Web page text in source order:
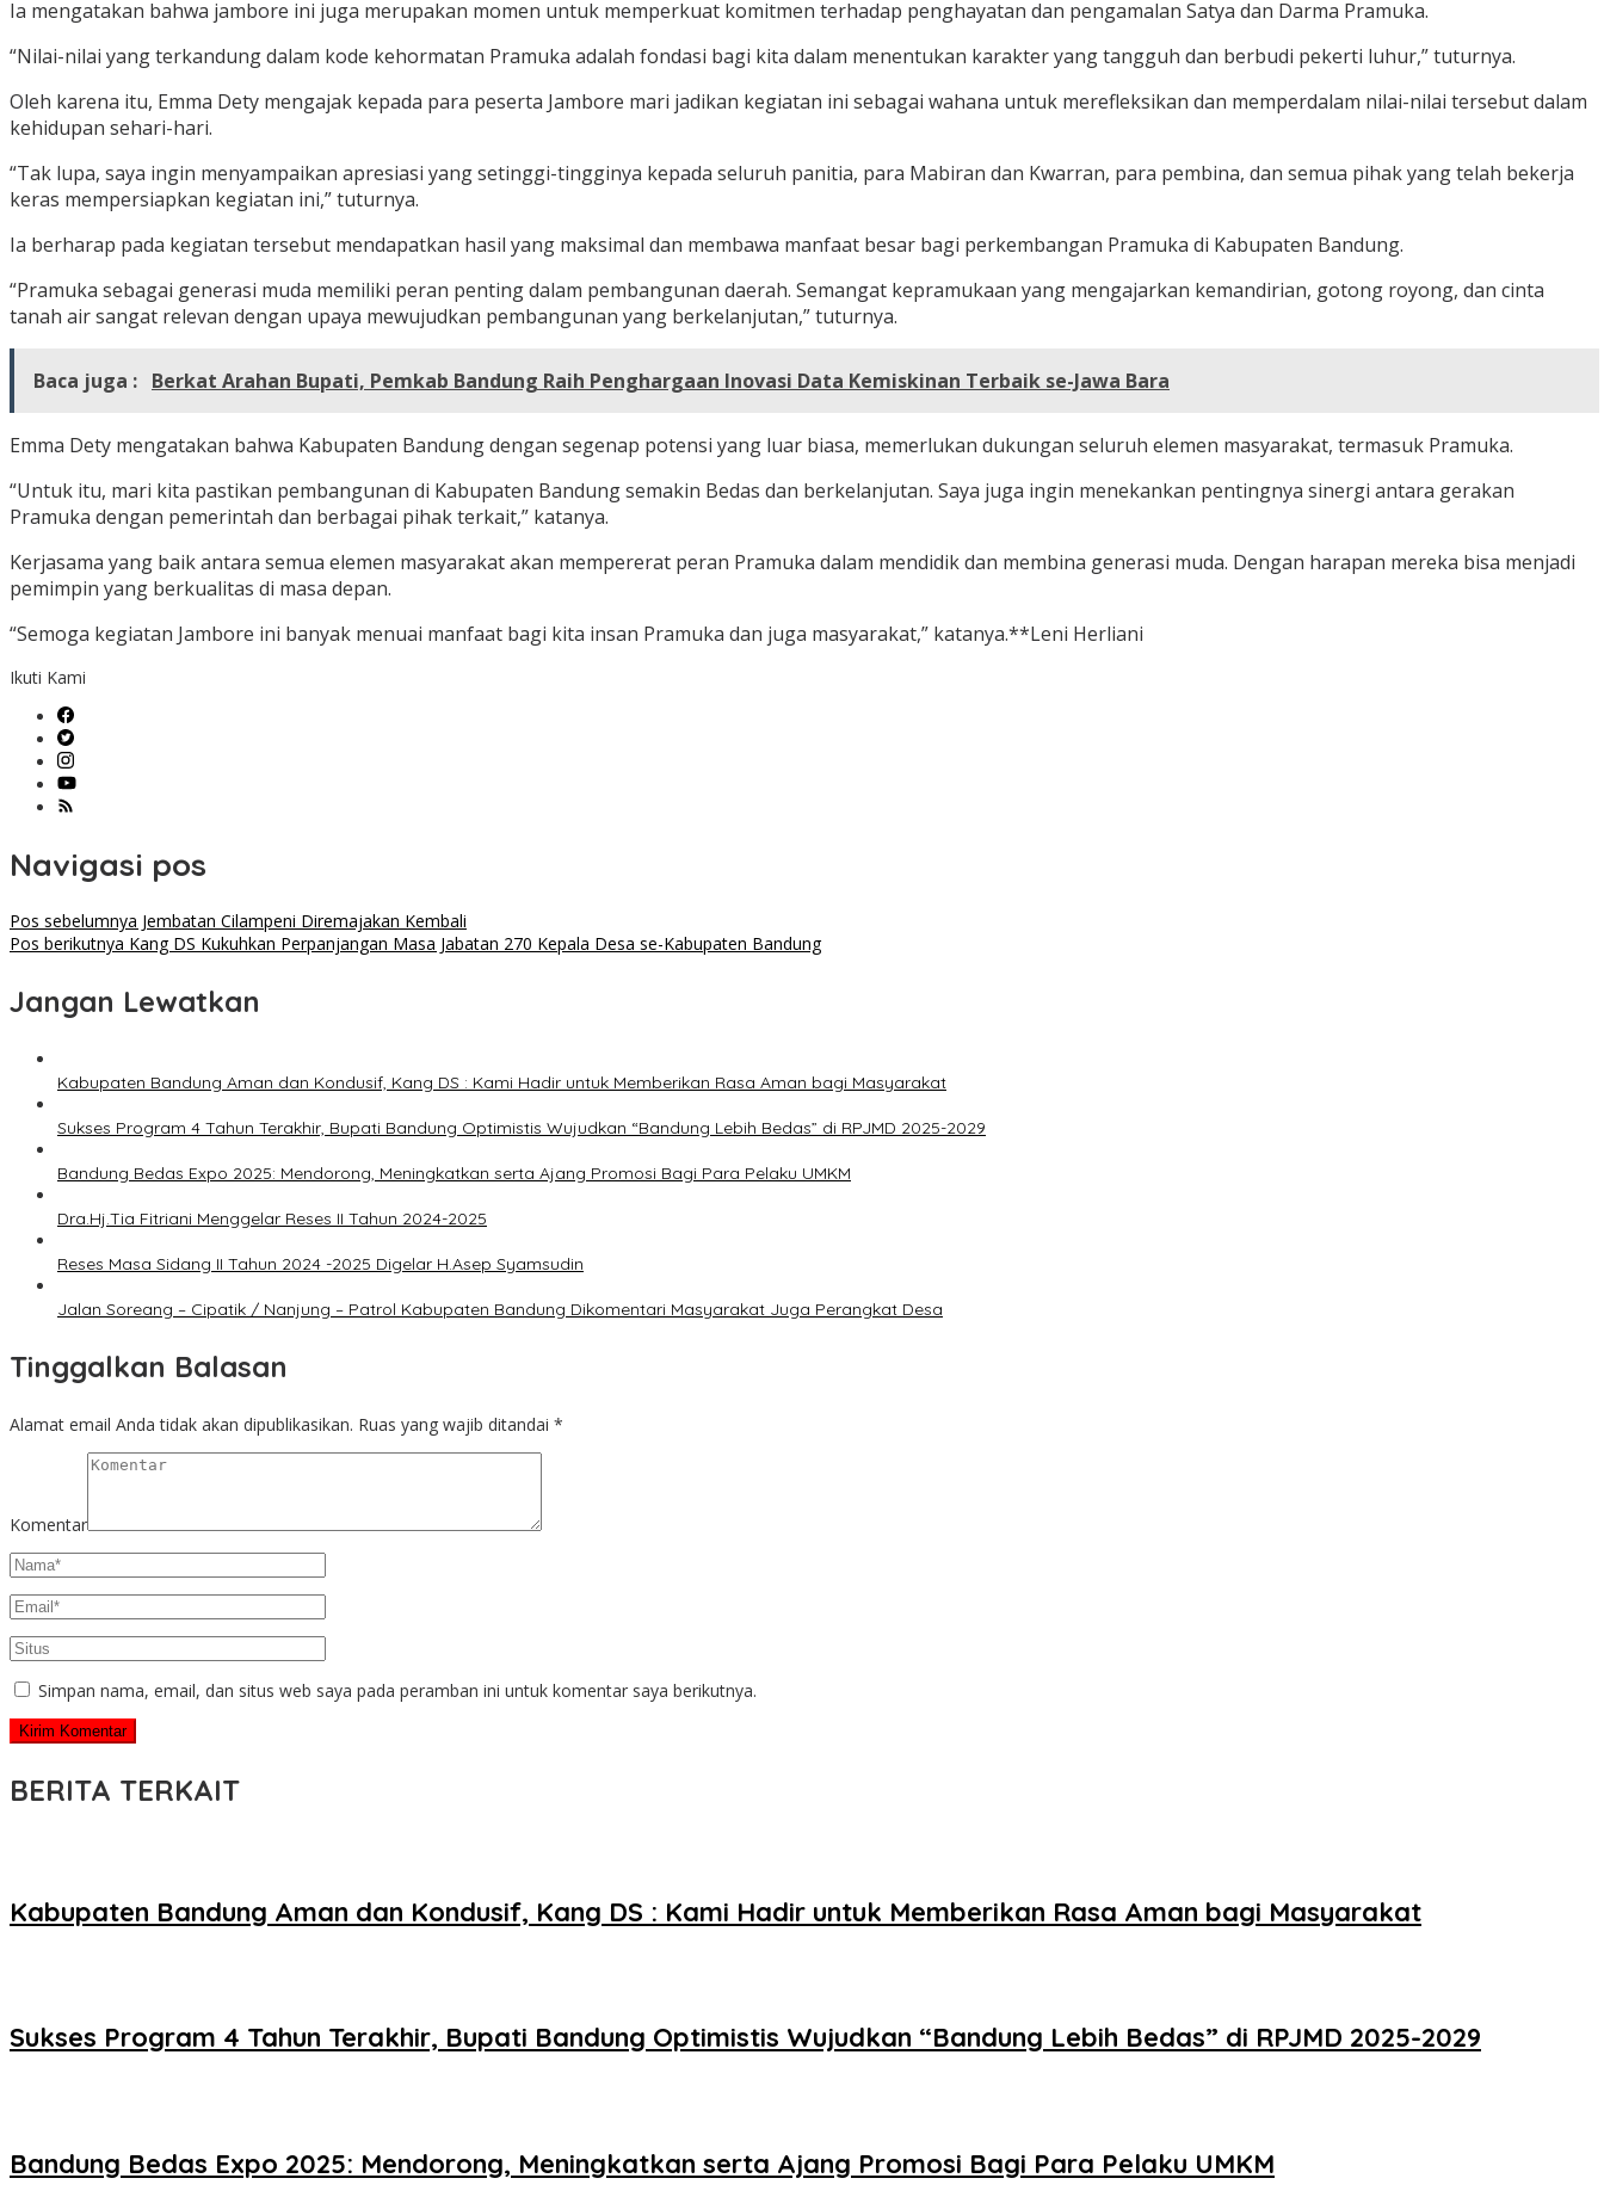
Ia mengatakan bahwa jambore ini juga merupakan momen untuk memperkuat komitmen terhadap penghayatan dan pengamalan Satya dan Darma Pramuka.
“Nilai-nilai yang terkandung dalam kode kehormatan Pramuka adalah fondasi bagi kita dalam menentukan karakter yang tangguh dan berbudi pekerti luhur,” tuturnya.
Oleh karena itu, Emma Dety mengajak kepada para peserta Jambore mari jadikan kegiatan ini sebagai wahana untuk merefleksikan dan memperdalam nilai-nilai tersebut dalam
kehidupan sehari-hari.
“Tak lupa, saya ingin menyampaikan apresiasi yang setinggi-tingginya kepada seluruh panitia, para Mabiran dan Kwarran, para pembina, dan semua pihak yang telah bekerja
keras mempersiapkan kegiatan ini,” tuturnya.
Ia berharap pada kegiatan tersebut mendapatkan hasil yang maksimal dan membawa manfaat besar bagi perkembangan Pramuka di Kabupaten Bandung.
“Pramuka sebagai generasi muda memiliki peran penting dalam pembangunan daerah. Semangat kepramukaan yang mengajarkan kemandirian, gotong royong, dan cinta
tanah air sangat relevan dengan upaya mewujudkan pembangunan yang berkelanjutan,” tuturnya.
Baca juga : Berkat Arahan Bupati, Pemkab Bandung Raih Penghargaan Inovasi Data Kemiskinan Terbaik se-Jawa Bara
Emma Dety mengatakan bahwa Kabupaten Bandung dengan segenap potensi yang luar biasa, memerlukan dukungan seluruh elemen masyarakat, termasuk Pramuka.
“Untuk itu, mari kita pastikan pembangunan di Kabupaten Bandung semakin Bedas dan berkelanjutan. Saya juga ingin menekankan pentingnya sinergi antara gerakan
Pramuka dengan pemerintah dan berbagai pihak terkait,” katanya.
Kerjasama yang baik antara semua elemen masyarakat akan mempererat peran Pramuka dalam mendidik dan membina generasi muda. Dengan harapan mereka bisa menjadi
pemimpin yang berkualitas di masa depan.
“Semoga kegiatan Jambore ini banyak menuai manfaat bagi kita insan Pramuka dan juga masyarakat,” katanya.**Leni Herliani
Ikuti Kami
Navigasi pos
Pos sebelumnya Jembatan Cilampeni Diremajakan Kembali
Pos berikutnya Kang DS Kukuhkan Perpanjangan Masa Jabatan 270 Kepala Desa se-Kabupaten Bandung
Jangan Lewatkan
Kabupaten Bandung Aman dan Kondusif, Kang DS : Kami Hadir untuk Memberikan Rasa Aman bagi Masyarakat
Sukses Program 4 Tahun Terakhir, Bupati Bandung Optimistis Wujudkan “Bandung Lebih Bedas” di RPJMD 2025-2029
Bandung Bedas Expo 2025: Mendorong, Meningkatkan serta Ajang Promosi Bagi Para Pelaku UMKM
Dra.Hj.Tia Fitriani Menggelar Reses II Tahun 2024-2025
Reses Masa Sidang II Tahun 2024 -2025 Digelar H.Asep Syamsudin
Jalan Soreang – Cipatik / Nanjung – Patrol Kabupaten Bandung Dikomentari Masyarakat Juga Perangkat Desa
Tinggalkan Balasan
Alamat email Anda tidak akan dipublikasikan. Ruas yang wajib ditandai *
Komentar
Simpan nama, email, dan situs web saya pada peramban ini untuk komentar saya berikutnya.
BERITA TERKAIT
Kabupaten Bandung Aman dan Kondusif, Kang DS : Kami Hadir untuk Memberikan Rasa Aman bagi Masyarakat
Sukses Program 4 Tahun Terakhir, Bupati Bandung Optimistis Wujudkan “Bandung Lebih Bedas” di RPJMD 2025-2029
Bandung Bedas Expo 2025: Mendorong, Meningkatkan serta Ajang Promosi Bagi Para Pelaku UMKM